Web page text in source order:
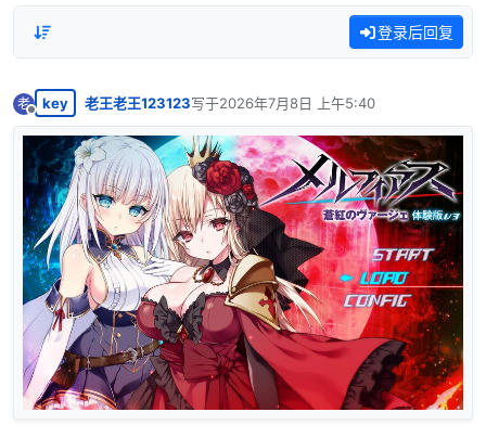
登录后回复
老
离线
key 老王老王123123写于2026年7月8日 上午5:40
最后由 编辑